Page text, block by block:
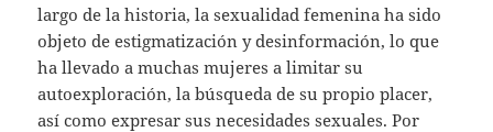
largo de la historia, la sexualidad femenina ha sido
objeto de estigmatización y desinformación, lo que
ha llevado a muchas mujeres a limitar su
autoexploración, la búsqueda de su propio placer,
así como expresar sus necesidades sexuales. Por